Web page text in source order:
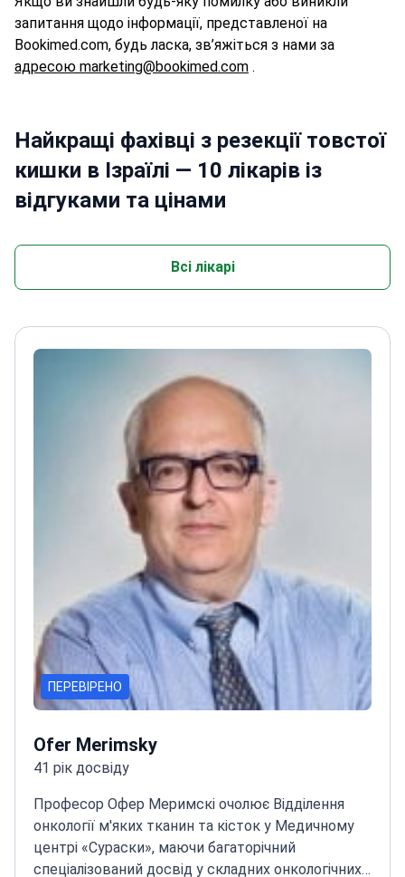
запитання щодо інформації, представленої на
Bookimed.com, будь ласка, зв’яжіться з нами за
адресою marketing@bookimed.com .
Найкращі фахівці з резекції товстої
кишки в Ізраїлі — 10 лікарів із
відгуками та цінами
Всі лікарі
ПЕРЕВІРЕНО
Ofer Merimsky
41 рік досвіду
Професор Офер Меримскі очолює Відділення
онкології м'яких тканин та кісток у Медичному
центрі «Сураски», маючи багаторічний
спеціалізований досвід у складних онкологічних